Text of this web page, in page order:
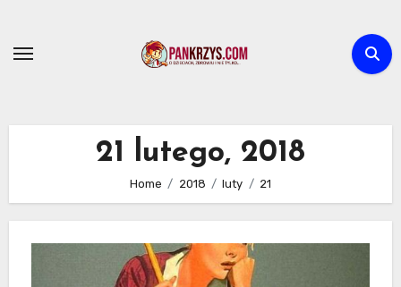
content
21 lutego, 2018
Home 2018 luty 21